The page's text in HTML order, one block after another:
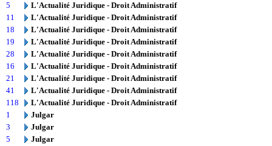
5
L'Actualité Juridique - Droit Administratif
11
L'Actualité Juridique - Droit Administratif
18
L'Actualité Juridique - Droit Administratif
19
L'Actualité Juridique - Droit Administratif
28
L'Actualité Juridique - Droit Administratif
16
L'Actualité Juridique - Droit Administratif
21
L'Actualité Juridique - Droit Administratif
41
L'Actualité Juridique - Droit Administratif
118
L'Actualité Juridique - Droit Administratif
1
Julgar
3
Julgar
5
Julgar